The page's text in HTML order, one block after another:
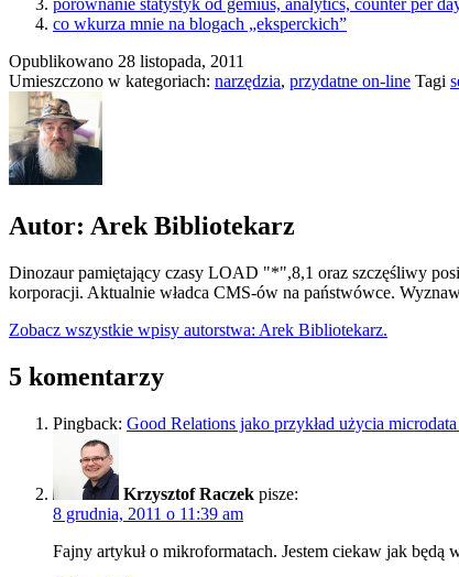
porównanie statystyk od gemius, analytics, counter per
co wkurza mnie na blogach „eksperckich”
Opublikowano 28 listopada, 2011
Umieszczono w kategoriach: narzędzia, przydatne on-line Tagi
Autor: Arek Bibliotekarz
Dinozaur pamiętający czasy LOAD "*",8,1 oraz szczęśliwy
korporacji. Aktualnie władca CMS-ów na państwówce.
Zobacz wszystkie wpisy autorstwa: Arek Bibliotekarz.
5 komentarzy
Pingback: Good Relations jako przykład użycia
Krzysztof Raczek pisze:
8 grudnia, 2011 o 11:39 am
Fajny artykuł o mikroformatach. Jestem ciekaw jak będą